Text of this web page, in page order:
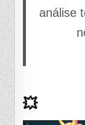
análise
💥